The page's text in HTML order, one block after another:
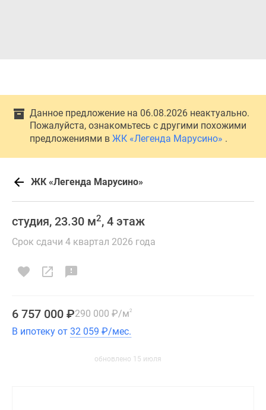
Данное предложение на 06.08.2026 неактуально.
Пожалуйста, ознакомьтесь с другими похожими
предложениями в ЖК «Легенда Марусино» .
ЖК «Легенда Марусино»
студия, 23.30 м2, 4 этаж
Срок сдачи 4 квартал 2026 года
6 757 000 ₽290 000 ₽/м2
В ипотеку от 32 059 ₽/мес.
обновлено 15 июля